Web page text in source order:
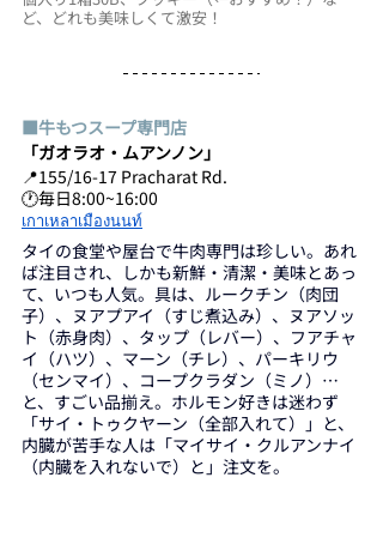
ど、どれも美味しくて激安！
■牛もつスープ専門店
「ガオラオ・ムアンノン」
📍155/16-17 Pracharat Rd.
🕐毎日8:00~16:00
เกาเหลาเมืองนนท์
タイの食堂や屋台で牛肉専門は珍しい。あれ
ば注目され、しかも新鮮・清潔・美味とあっ
て、いつも人気。具は、ルークチン（肉団
子）、ヌアプアイ（すじ煮込み）、ヌアソッ
ト（赤身肉）、タップ（レバー）、フアチャ
イ（ハツ）、マーン（チレ）、パーキリウ
（センマイ）、コープクラダン（ミノ）…
と、すごい品揃え。ホルモン好きは迷わず
「サイ・トゥクヤーン（全部入れて）」と、
内臓が苦手な人は「マイサイ・クルアンナイ
（内臓を入れないで）と」注文を。